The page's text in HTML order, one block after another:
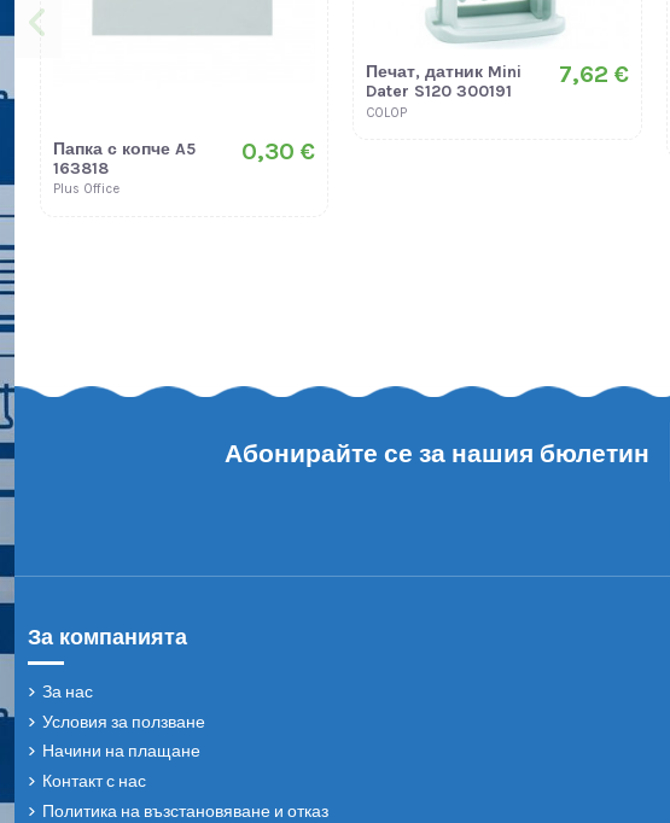
Папка с копче A5
163818
Plus Office
0,30 €
Печат, датник Mini
Dater S120 300191
COLOP
7,62 €
Абонирайте се за нашия бюлетин
За компанията
За нас
Условия за ползване
Начини на плащане
Контакт с нас
Политика на възстановяване и отказ